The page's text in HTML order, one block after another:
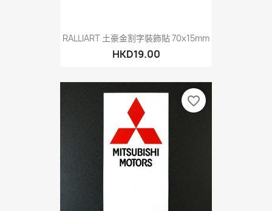
RALLIART 土豪金割字裝飾貼 70x15mm
HKD19.00
favorite_border